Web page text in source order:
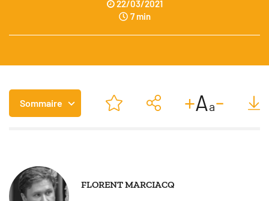
22/03/2021
7 min
Sommaire +Aa-
FLORENT MARCIACQ